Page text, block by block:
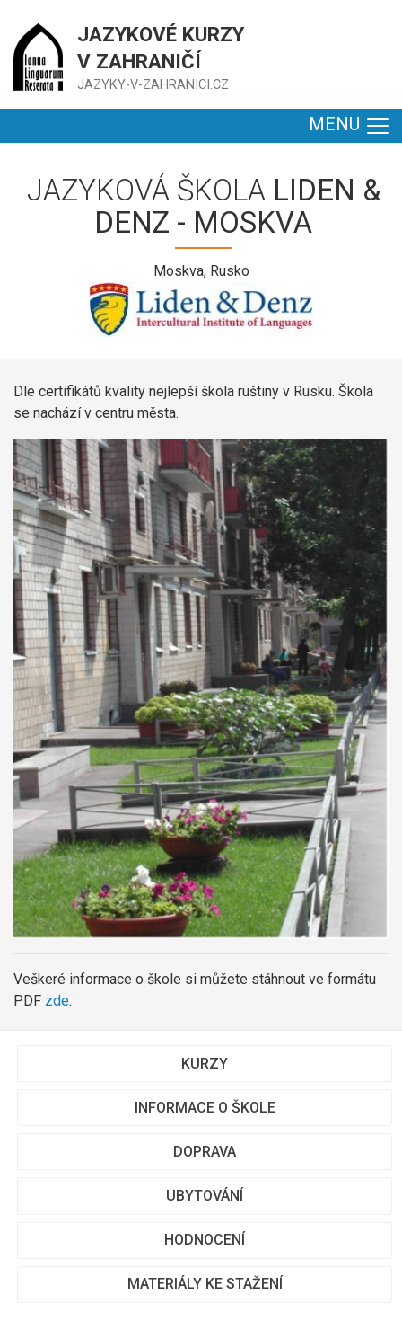
JAZYKOVÉ KURZY
V ZAHRANIČÍ
JAZYKY-V-ZAHRANICI.CZ
MENU
JAZYKOVÁ ŠKOLA LIDEN &
DENZ - MOSKVA
Moskva, Rusko
Dle certifikátů kvality nejlepší škola ruštiny v Rusku. Škola
se nachází v centru města.
Veškeré informace o škole si můžete stáhnout ve formátu
PDF zde.
KURZY
INFORMACE O ŠKOLE
DOPRAVA
UBYTOVÁNÍ
HODNOCENÍ
MATERIÁLY KE STAŽENÍ